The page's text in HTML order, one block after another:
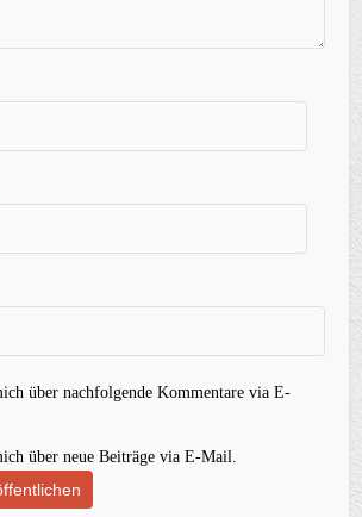
über nachfolgende Kommentare via E-
über neue Beiträge via E-Mail.